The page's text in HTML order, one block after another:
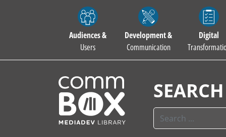
Audiences &
Users
Development &
Communication
Digital